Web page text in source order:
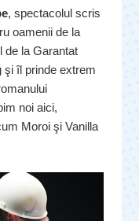
, spectacolul scris
oamenii de la
de la Garantat
şi îl prinde extrem
noi aici,
Moroi şi Vanilla